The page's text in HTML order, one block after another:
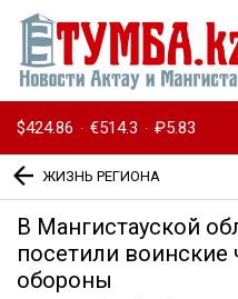
$424.86 · €514.3 · ₽5.83
ЖИЗНЬ РЕГИОНА
В Мангистауской
посетили воинские
обороны